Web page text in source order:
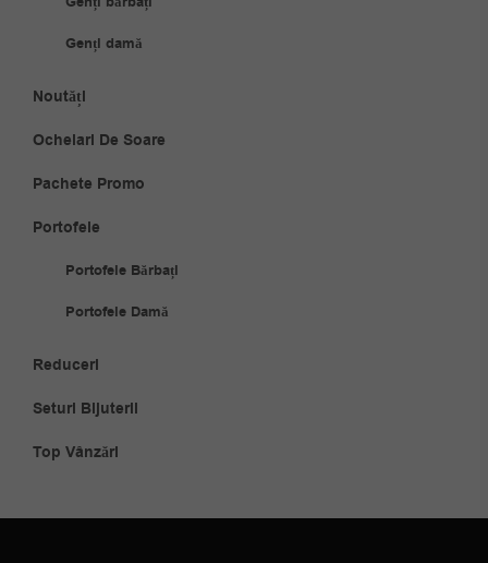
Genți damă
Noutăți
Ochelari De Soare
Pachete Promo
Portofele
Portofele Bărbați
Portofele Damă
Reduceri
Seturi Bijuterii
Top Vânzări